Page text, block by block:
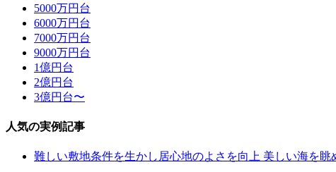
5000万円台
6000万円台
7000万円台
9000万円台
1億円台
2億円台
3億円台〜
人気の実例記事
難しい敷地条件を生かし居心地のよさを向上 美しい海を眺